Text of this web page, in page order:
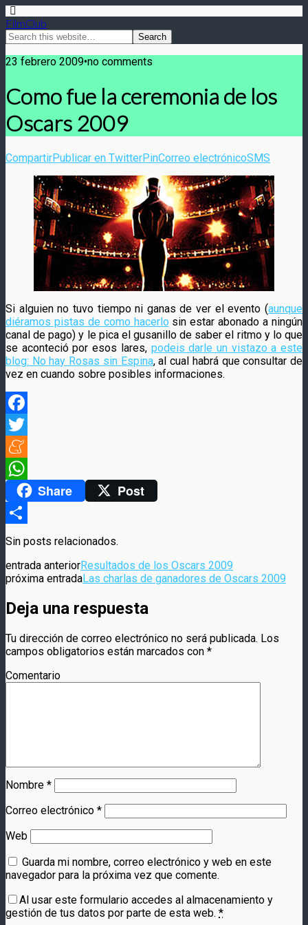
FilmClub
23 febrero 2009•no comments
Como fue la ceremonia de los
Oscars 2009
CompartirPublicar en TwitterPinCorreo electrónicoSMS
Si alguien no tuvo tiempo ni ganas de ver el evento (aunque
diéramos pistas de como hacerlo sin estar abonado a ningún
canal de pago) y le pica el gusanillo de saber el ritmo y lo que
se aconteció por esos lares, podeis darle un vistazo a este
blog: No hay Rosas sin Espina, al cual habrá que consultar de
vez en cuando sobre posibles informaciones.
Facebook
Twitter
Meneame
WhatsAppShare Post
Compartir
Sin posts relacionados.
entrada anteriorResultados de los Oscars 2009
próxima entradaLas charlas de ganadores de Oscars 2009
Deja una respuesta
Tu dirección de correo electrónico no será publicada. Los
campos obligatorios están marcados con *
Comentario
Nombre *
Correo electrónico *
Web
Guarda mi nombre, correo electrónico y web en este
navegador para la próxima vez que comente.
Al usar este formulario accedes al almacenamiento y
gestión de tus datos por parte de esta web. *